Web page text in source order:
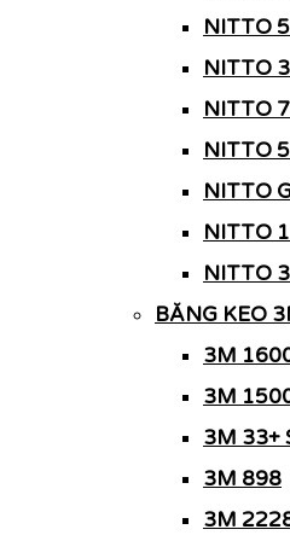
NITTO
NITTO
NITTO
NITTO
NITTO
NITTO
NITTO
BĂNG KEO
3M
3M
3M 33+
3M 898
3M